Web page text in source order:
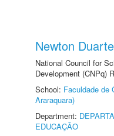
Newton Duarte
National Council for
Development (CNPq)
School: Faculdade de
Araraquara)
Department:
EDUCAÇÃO